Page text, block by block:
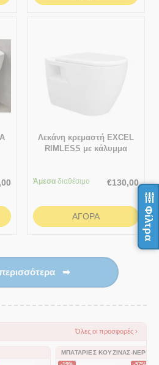
Φίλτρα
Λεκάνη κρεμαστή EXCEL
RIMLESS με κάλυμμα
Άμεσα διαθέσιμο €130,00
ΑΓΟΡΆ
➡
Όλες οι προσφορές ›
ΜΠΑΤΑΡΊΕΣ ΚΟΥΖΊΝΑΣ-